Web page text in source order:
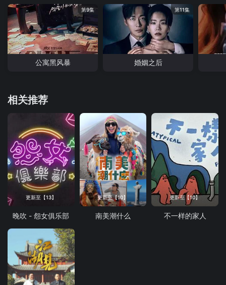
第9集
公寓黑风暴
第11集
婚姻之后
相关推荐
更新至【13】
晚吹 - 怨女俱乐部
更新至【10】
南美潮什么
更新至【10】
不一样的家人